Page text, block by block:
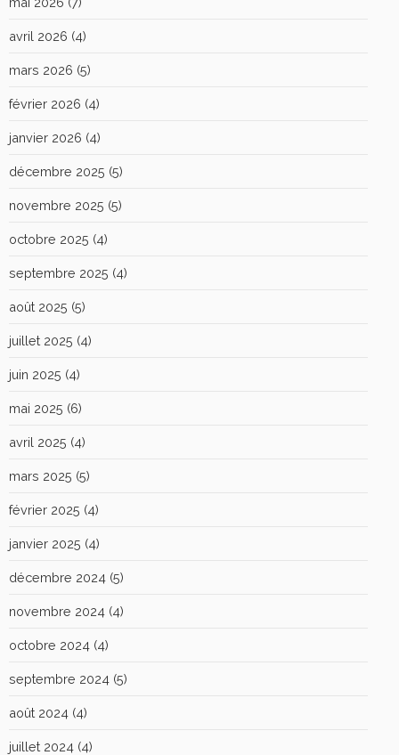
avril 2026 (4)
mars 2026 (5)
février 2026 (4)
janvier 2026 (4)
décembre 2025 (5)
novembre 2025 (5)
octobre 2025 (4)
septembre 2025 (4)
août 2025 (5)
juillet 2025 (4)
juin 2025 (4)
mai 2025 (6)
avril 2025 (4)
mars 2025 (5)
février 2025 (4)
janvier 2025 (4)
décembre 2024 (5)
novembre 2024 (4)
octobre 2024 (4)
septembre 2024 (5)
août 2024 (4)
juillet 2024 (4)